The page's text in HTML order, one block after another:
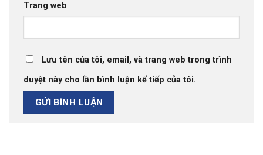
Trang web
Lưu tên của tôi, email, và trang web trong trình
duyệt này cho lần bình luận kế tiếp của tôi.